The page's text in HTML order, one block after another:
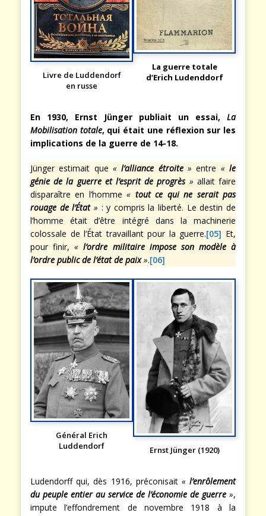
Livre de Luddendorf
en russe
La guerre totale
d’Erich Ludenddorf
En 1930, Ernst Jünger publiait un essai, La
Mobilisation totale, qui était une réflexion sur les
implications de la guerre de 14-18.
Jünger estimait que «l’alliance étroite» entre «le
génie de la guerre et l’esprit de progrès» allait faire
disparaître en l’homme« tout ce qui ne serait pas
rouage de l’État» : y compris la liberté. Le destin de
l’homme était d’être intégré dans la machinerie
colossale de l’État travaillant pour la guerre.[05] Et,
pour finir,« l’ordre militaire impose son modèle à
l’ordre public de l’état de paix».[06]
Général Erich
Luddendorf
Ernst Jünger (1920)
Ludendorff qui, dès 1916, préconisait «l’enrôlement
du peuple entier au service de l’économie de guerre »,
impute l’effondrement de novembre 1918 à la